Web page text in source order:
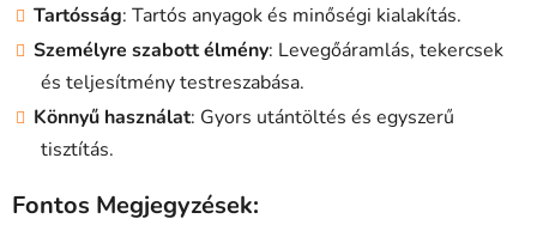
Tartósság: Tartós anyagok és minőségi kialakítás.
Személyre szabott élmény: Levegőáramlás, tekercsek
és teljesítmény testreszabása.
Könnyű használat: Gyors utántöltés és egyszerű
tisztítás.
Fontos Megjegyzések: